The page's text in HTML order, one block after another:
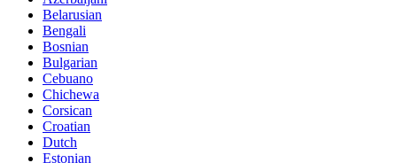
Belarusian
Bengali
Bosnian
Bulgarian
Cebuano
Chichewa
Corsican
Croatian
Dutch
Estonian